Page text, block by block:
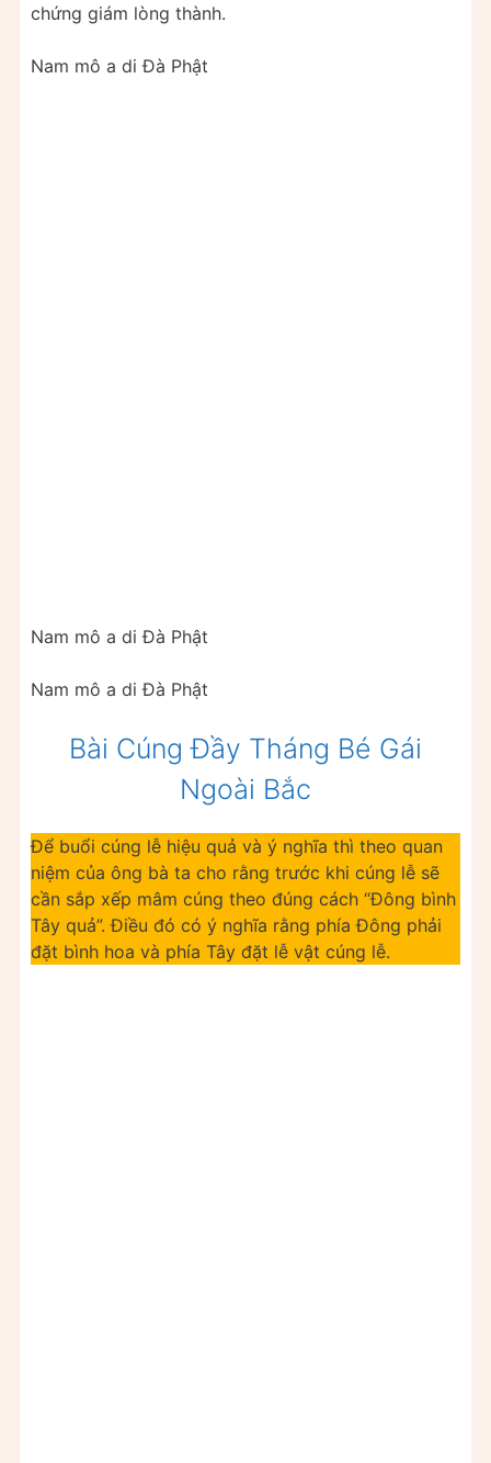
chứng giám lòng thành.
Nam mô a di Đà Phật
Nam mô a di Đà Phật
Nam mô a di Đà Phật
Bài Cúng Đầy Tháng Bé Gái
Ngoài Bắc
Để buổi cúng lễ hiệu quả và ý nghĩa thì theo quan
niệm của ông bà ta cho rằng trước khi cúng lễ sẽ
cần sắp xếp mâm cúng theo đúng cách “Đông bình
Tây quả”. Điều đó có ý nghĩa rằng phía Đông phải
đặt bình hoa và phía Tây đặt lễ vật cúng lễ.